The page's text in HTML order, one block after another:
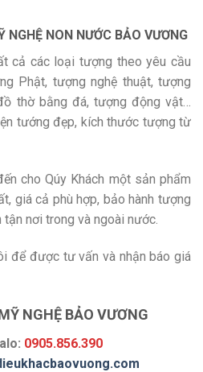
NGHỆ NON NƯỚC BẢO VƯƠNG
cả các loại tượng theo yêu cầu
Phật, tượng nghệ thuật, tượng
thờ bằng đá, tượng động vật…
tướng đẹp, kích thước tượng từ
cho Qúy Khách một sản phẩm
giá cả phù hợp, bảo hành tượng
nơi trong và ngoài nước.
để được tư vấn và nhận báo giá
NGHỆ BẢO VƯƠNG
0905.856.390